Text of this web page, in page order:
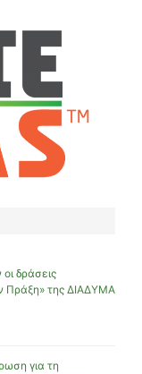
δράσεις
Πράξη» της ΔΙΑΔΥΜΑ
για τη